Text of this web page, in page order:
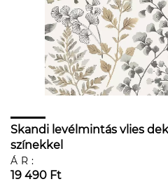
Skandi levélmintás vlies
színekkel
ÁR:
19 490 Ft